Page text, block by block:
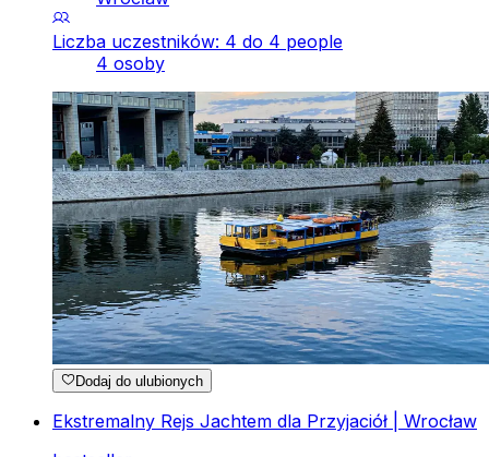
Liczba uczestników: 4 do 4 people
4 osoby
Dodaj do ulubionych
Ekstremalny Rejs Jachtem dla Przyjaciół | Wrocław